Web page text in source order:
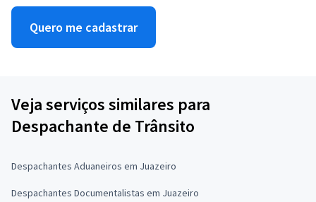
Quero me cadastrar
Veja serviços similares para
Despachante de Trânsito
Despachantes Aduaneiros em Juazeiro
Despachantes Documentalistas em Juazeiro